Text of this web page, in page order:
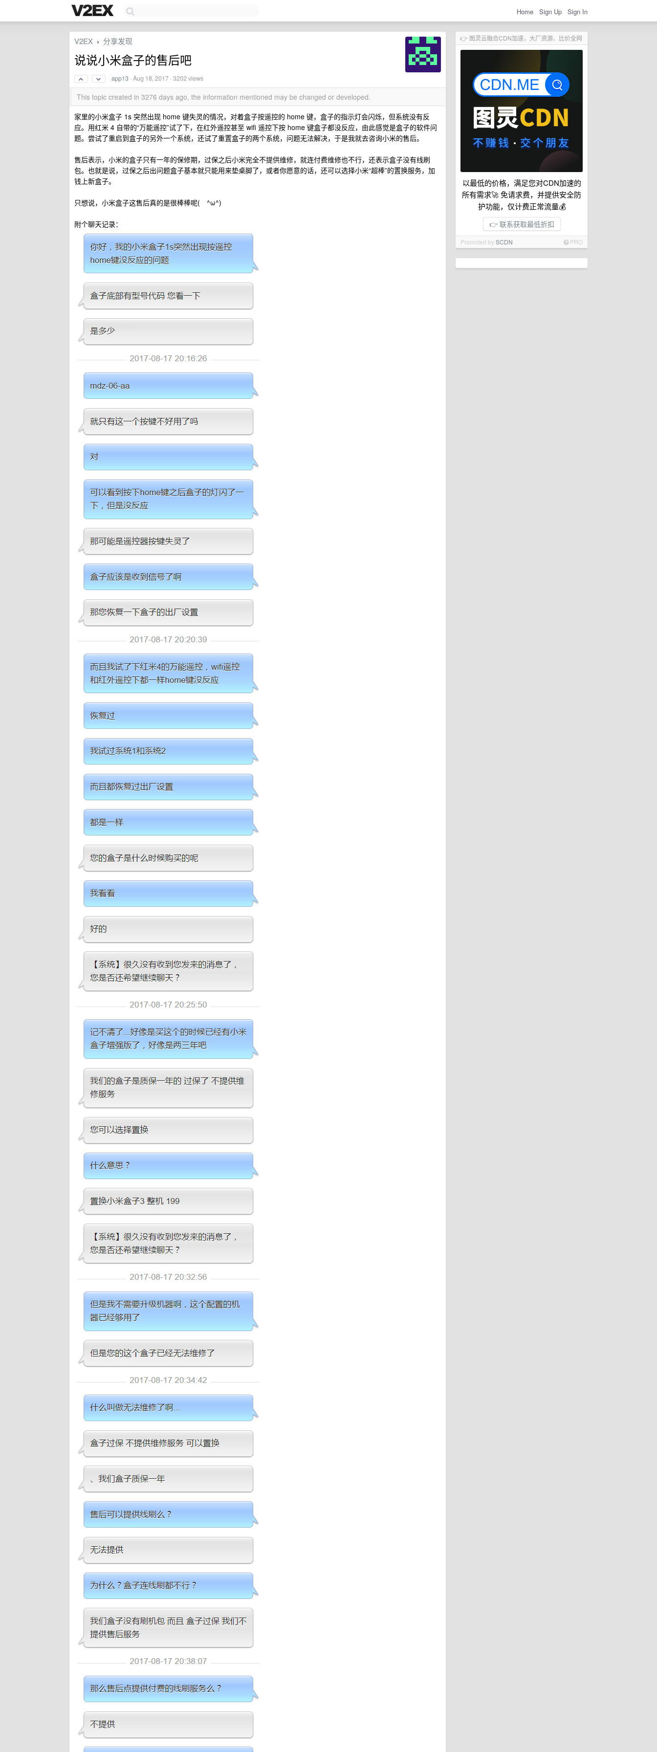
Home Sign Up Sign In
👉 图灵云融合CDN加速，大厂资源、比价全网
以最低的价格，满足您对CDN加速的
所有需求🚀 免请求费，并提供安全防
护功能，仅计费正常流量💰
👉 联系获取最低折扣
Promoted bySCDN PRO
V2EX › 分享发现
说说小米盒子的售后吧
app13 ·Aug 18, 2017 · 3202 views
This topic created in 3276 days ago, the information mentioned may be changed or developed.
家里的小米盒子 1s 突然出现 home 键失灵的情况，对着盒子按遥控的 home 键，盒子的指示灯会闪烁，但系统没有反
应。用红米 4 自带的“万能遥控”试了下，在红外遥控甚至 wifi 遥控下按 home 键盒子都没反应，由此感觉是盒子的软件问
题。尝试了重启到盒子的另外一个系统，还试了重置盒子的两个系统，问题无法解决，于是我就去咨询小米的售后。
售后表示，小米的盒子只有一年的保修期，过保之后小米完全不提供维修，就连付费维修也不行，还表示盒子没有线刷
包。也就是说，过保之后出问题盒子基本就只能用来垫桌脚了，或者你愿意的话，还可以选择小米“超棒”的置换服务，加
钱上新盒子。
只想说，小米盒子这售后真的是很棒棒呢( ^ω^)
附个聊天记录：